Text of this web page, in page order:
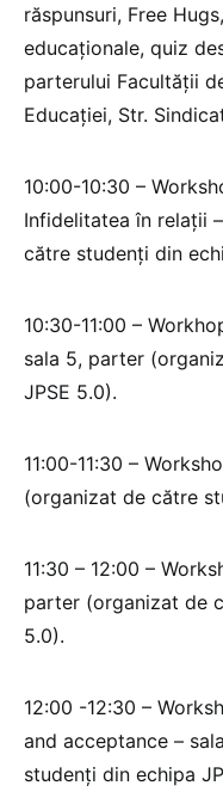
răspunsuri, Free
educaționale, quiz
parterului Facultății
Educației, Str.
10:00-10:30 –
Infidelitatea în relații
către studenți din
10:30-11:00 –
sala 5, parter
JPSE 5.0).
11:00-11:30 –
(organizat de către
11:30 – 12:00 –
parter (organizat de
5.0).
12:00 -12:30 –
and acceptance –
studenți din echipa